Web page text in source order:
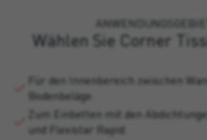
Wählen Sie Corner
Für den Innenbereich zwischen
Bodenbeläge.
Zum Einbetten mit den
und Flexistar Rapid.